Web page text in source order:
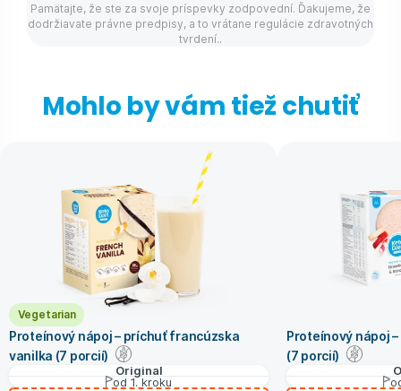
Pamätajte, že ste za svoje príspevky zodpovední. Ďakujeme, že
dodržiavate právne predpisy, a to vrátane regulácie zdravotných
tvrdení..
Mohlo by vám tiež chutiť
Vegetarian
Proteínový nápoj – príchuť francúzska
vanilka (7 porcií)
Original
od 1. kroku
Proteínový nápoj
(7 porcií)